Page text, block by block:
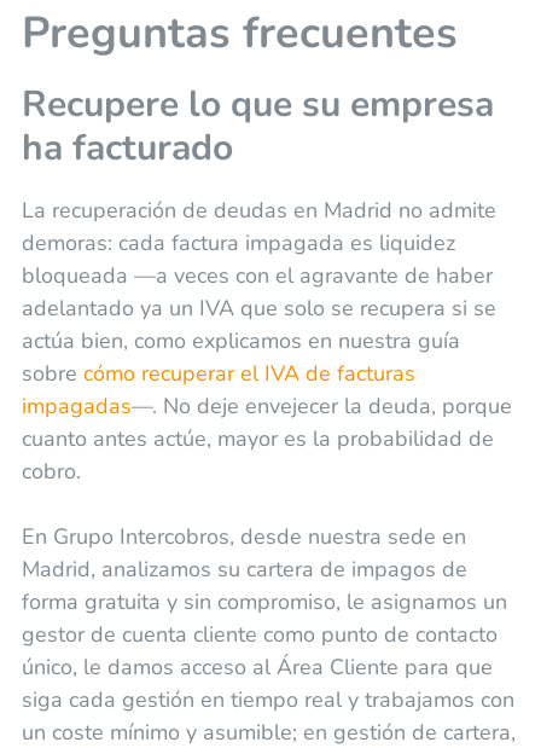
Preguntas frecuentes
Recupere lo que su empresa
ha facturado
La recuperación de deudas en Madrid no admite
demoras: cada factura impagada es liquidez
bloqueada —a veces con el agravante de haber
adelantado ya un IVA que solo se recupera si se
actúa bien, como explicamos en nuestra guía
sobre cómo recuperar el IVA de facturas
impagadas—. No deje envejecer la deuda, porque
cuanto antes actúe, mayor es la probabilidad de
cobro.
En Grupo Intercobros, desde nuestra sede en
Madrid, analizamos su cartera de impagos de
forma gratuita y sin compromiso, le asignamos un
gestor de cuenta cliente como punto de contacto
único, le damos acceso al Área Cliente para que
siga cada gestión en tiempo real y trabajamos con
un coste mínimo y asumible; en gestión de cartera,